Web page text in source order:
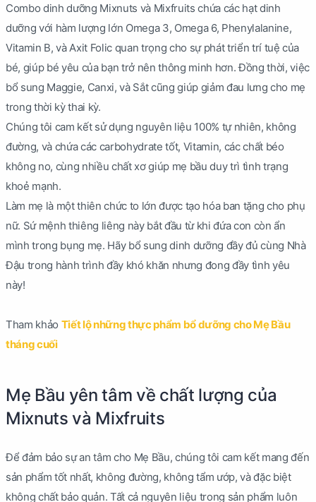
Combo dinh dưỡng Mixnuts và Mixfruits chứa các hạt dinh
dưỡng với hàm lượng lớn Omega 3, Omega 6, Phenylalanine,
Vitamin B, và Axit Folic quan trọng cho sự phát triển trí tuệ của
bé, giúp bé yêu của bạn trở nên thông minh hơn. Đồng thời, việc
bổ sung Maggie, Canxi, và Sắt cũng giúp giảm đau lưng cho mẹ
trong thời kỳ thai kỳ.
Chúng tôi cam kết sử dụng nguyên liệu 100% tự nhiên, không
đường, và chứa các carbohydrate tốt, Vitamin, các chất béo
không no, cùng nhiều chất xơ giúp mẹ bầu duy trì tình trạng
khoẻ mạnh.
Làm mẹ là một thiên chức to lớn được tạo hóa ban tặng cho phụ
nữ. Sứ mệnh thiêng liêng này bắt đầu từ khi đứa con còn ẩn
mình trong bụng mẹ. Hãy bổ sung dinh dưỡng đầy đủ cùng Nhà
Đậu trong hành trình đầy khó khăn nhưng đong đầy tình yêu
này!
Tham khảo Tiết lộ những thực phẩm bổ dưỡng cho Mẹ Bầu
tháng cuối
Mẹ Bầu yên tâm về chất lượng của
Mixnuts và Mixfruits
Để đảm bảo sự an tâm cho Mẹ Bầu, chúng tôi cam kết mang đến
sản phẩm tốt nhất, không đường, không tẩm ướp, và đặc biệt
không chất bảo quản. Tất cả nguyên liệu trong sản phẩm luôn